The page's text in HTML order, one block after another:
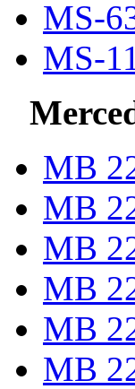
MS-
MS-
МВ
МВ
МВ
МВ
MB
MB